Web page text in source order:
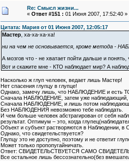
Re: Смысл жизни...
« Ответ #151 : 01 Июня 2007, 17:52:40 »
Цитата: Мария от 01 Июня 2007, 12:05:17
Мастер, ха-ха-ха-ха!
ни на чем не основывается, кроме метода -
А мозгов что - не хватает пойти дальше и
Вот и скажите мне - КТО наблюдает мир? А
Насколько ж глуп человек, ведает лишь Мастер!
Нет спасения глупцу в глупце!
Однако, замечу лишь, что НАБЛЮДЕНИЕ и есть
Сначала НАБЛЮДЕНИЕ, затем уже наблюдающий,
Сначала НАБЛЮДЕНИЕ, и лишь потом
Без НАБЛЮДЕНИЯ невозможно тебе наблюдать.
И чем больше человек абстрагирован от себя
результат. Оптимум – это, когда
Объект и субъект растворяются в Наблюдении, в
Однако, что свидетельствуется?
Глупцу это не доступно, поэтому и не ответит
Может только пропопугайничать.
Ответ: СВИДЕТЕЛЬСТВУЕТСЯ САМО
Все остальное лишь бессознательно(без